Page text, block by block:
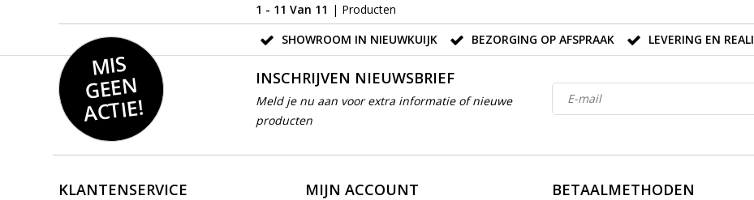
1 - 11 Van 11 | Producten
SHOWROOM IN NIEUWKUIJK
BEZORGING OP AFSPRAAK LEVERING EN
MIS
GEE
N
ACTIE!
INSCHRIJVEN NIEUWSBRIEF
Meld je nu aan voor extra informatie of nieuwe
producten
KLANTENSERVICE MIJN ACCOUNT BETAALMETHODEN